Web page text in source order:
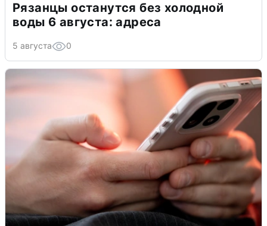
Рязанцы останутся без холодной
воды 6 августа: адреса
5 августа 0